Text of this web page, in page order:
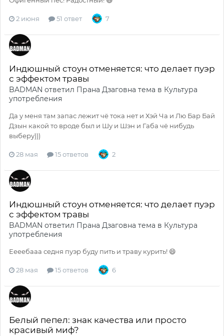
2 июня 51 ответ 7
Индюшный стоун отменяется: что делает пуэр
с эффектом травы
BADMAN ответил Прана Дзаговна тема в Культура
употребления
Да у меня там запас лежит чё тока нет и Хэй Ча и Лю Бар Бай
Дзын какой то вроде был и Шу и Шэн и Габа чё нибудь
выберу)))
28 мая 15 ответов 2
Индюшный стоун отменяется: что делает пуэр
с эффектом травы
BADMAN ответил Прана Дзаговна тема в Культура
употребления
Еееебааа седня пуэр буду пить и траву курить! 😄
28 мая 15 ответов 6
Белый пепел: знак качества или просто
красивый миф?